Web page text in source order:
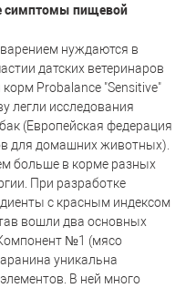
симптомы пищевой
нуждаются в
датских ветеринаров
Probalance "Sensitive"
легли исследования
(Европейская федерация
для домашних животных).
больше в корме разных
При разработке
с красным индексом
вошли два основных
№1 (мясо
уникальна
В ней много